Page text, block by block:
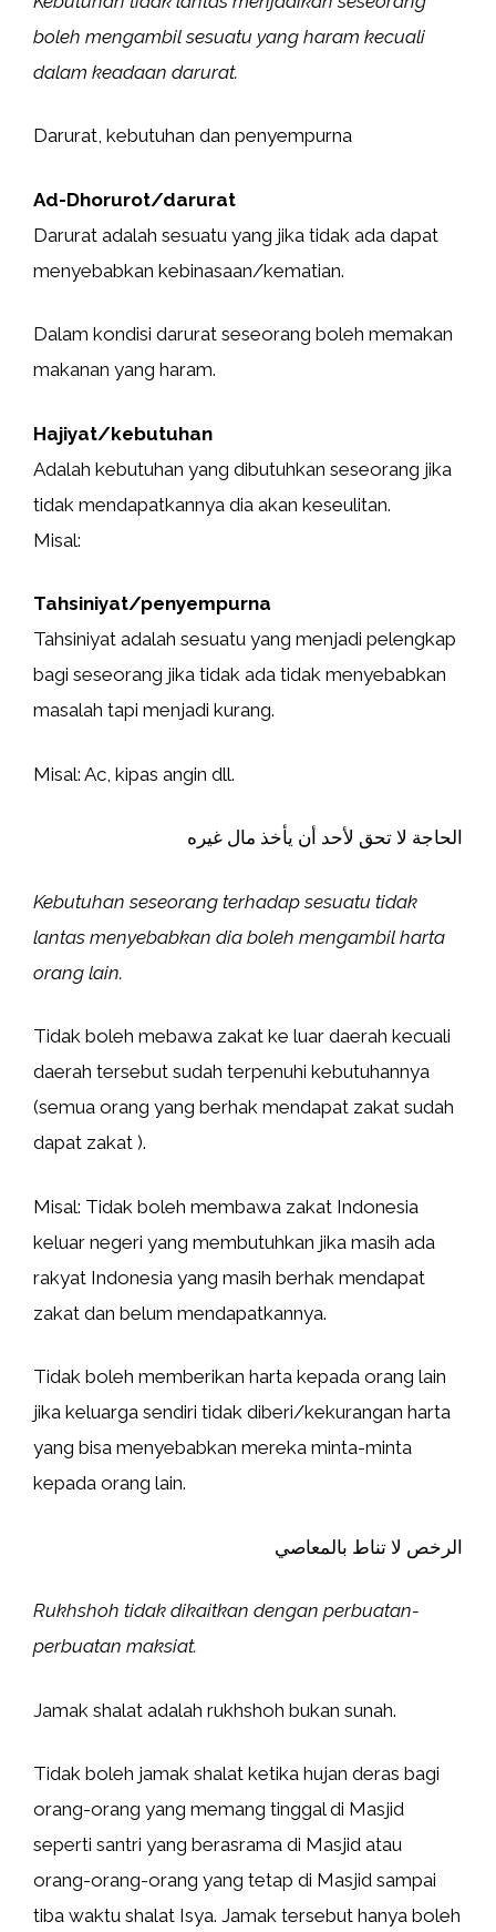
boleh mengambil sesuatu yang haram kecuali
dalam keadaan darurat.
Darurat, kebutuhan dan penyempurna
Ad-Dhorurot/darurat
Darurat adalah sesuatu yang jika tidak ada dapat
menyebabkan kebinasaan/kematian.
Dalam kondisi darurat seseorang boleh memakan
makanan yang haram.
Hajiyat/kebutuhan
Adalah kebutuhan yang dibutuhkan seseorang jika
tidak mendapatkannya dia akan keseulitan.
Misal:
Tahsiniyat/penyempurna
Tahsiniyat adalah sesuatu yang menjadi pelengkap
bagi seseorang jika tidak ada tidak menyebabkan
masalah tapi menjadi kurang.
Misal: Ac, kipas angin dll.
الحاجة لا تحق لأحد أن يأخذ مال غيره
Kebutuhan seseorang terhadap sesuatu tidak
lantas menyebabkan dia boleh mengambil harta
orang lain.
Tidak boleh mebawa zakat ke luar daerah kecuali
daerah tersebut sudah terpenuhi kebutuhannya
(semua orang yang berhak mendapat zakat sudah
dapat zakat ).
Misal: Tidak boleh membawa zakat Indonesia
keluar negeri yang membutuhkan jika masih ada
rakyat Indonesia yang masih berhak mendapat
zakat dan belum mendapatkannya.
Tidak boleh memberikan harta kepada orang lain
jika keluarga sendiri tidak diberi/kekurangan harta
yang bisa menyebabkan mereka minta-minta
kepada orang lain.
الرخص لا تناط بالمعاصي
Rukhshoh tidak dikaitkan dengan perbuatan-
perbuatan maksiat.
Jamak shalat adalah rukhshoh bukan sunah.
Tidak boleh jamak shalat ketika hujan deras bagi
orang-orang yang memang tinggal di Masjid
seperti santri yang berasrama di Masjid atau
orang-orang-orang yang tetap di Masjid sampai
tiba waktu shalat Isya. Jamak tersebut hanya boleh